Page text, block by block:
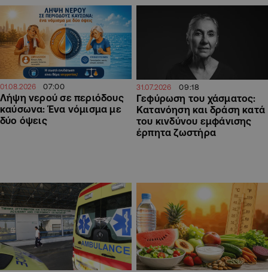
01.08.2026 07:00
Λήψη νερού σε περιόδους
καύσωνα: Ένα νόμισμα με
δύο όψεις
31.07.2026 09:18
Γεφύρωση του χάσματος:
Κατανόηση και δράση κατά
του κινδύνου εμφάνισης
έρπητα ζωστήρα